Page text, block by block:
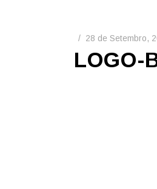
28 de Setembro,
LOGO-